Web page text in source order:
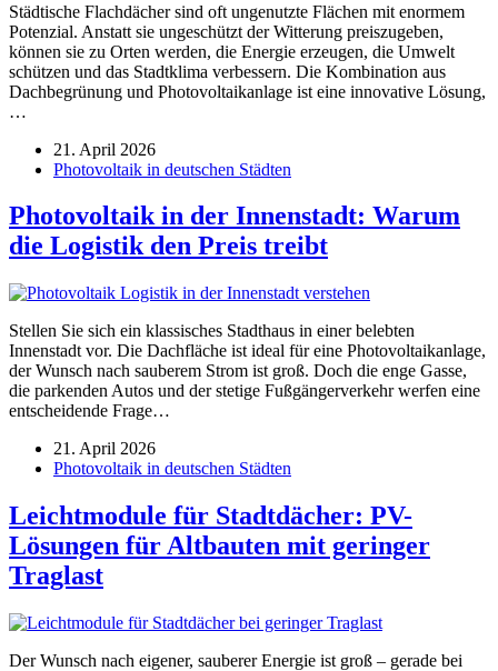
Städtische Flachdächer sind oft ungenutzte Flächen mit enormem
Potenzial. Anstatt sie ungeschützt der Witterung preiszugeben,
können sie zu Orten werden, die Energie erzeugen, die Umwelt
schützen und das Stadtklima verbessern. Die Kombination aus
Dachbegrünung und Photovoltaikanlage ist eine innovative Lösung,
…
21. April 2026
Photovoltaik in deutschen Städten
Photovoltaik in der Innenstadt: Warum
die Logistik den Preis treibt
Stellen Sie sich ein klassisches Stadthaus in einer belebten
Innenstadt vor. Die Dachfläche ist ideal für eine Photovoltaikanlage,
der Wunsch nach sauberem Strom ist groß. Doch die enge Gasse,
die parkenden Autos und der stetige Fußgängerverkehr werfen eine
entscheidende Frage…
21. April 2026
Photovoltaik in deutschen Städten
Leichtmodule für Stadtdächer: PV-
Lösungen für Altbauten mit geringer
Traglast
Der Wunsch nach eigener, sauberer Energie ist groß – gerade bei